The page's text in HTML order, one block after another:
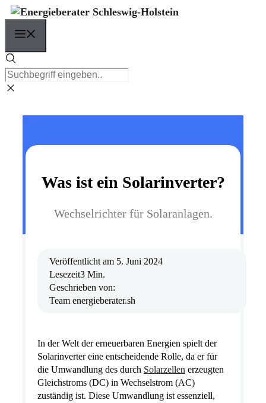
Zum
Inhalt
springen
Was ist ein Solarinverter?
Wechselrichter für Solaranlagen.
Veröffentlicht am 5. Juni 2024
Lesezeit3 Min.
Geschrieben von:
Team energieberater.sh
In der Welt der erneuerbaren Energien spielt der
Solarinverter eine entscheidende Rolle, da er für
die Umwandlung des durch Solarzellen erzeugten
Gleichstroms (DC) in Wechselstrom (AC)
zuständig ist. Diese Umwandlung ist essenziell,